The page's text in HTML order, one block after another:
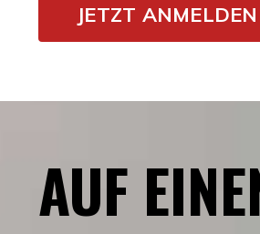
JETZT ANMELDEN
AUF